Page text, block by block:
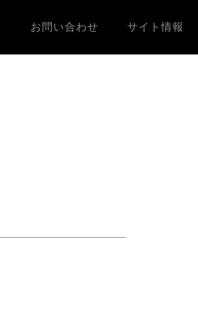
お問い合わせ サイト情報